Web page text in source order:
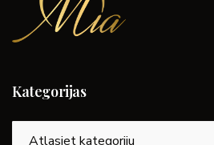
Kategorijas